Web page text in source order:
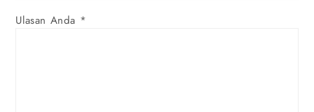
Ulasan Anda *